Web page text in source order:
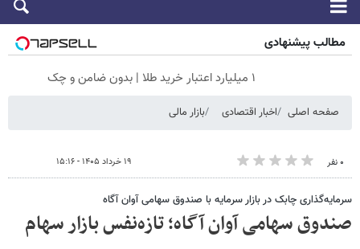
مطالب پیشنهادی
۱ میلیارد اعتبار خرید طلا | بدون ضامن و چک
صفحه اصلی اخبار اقتصادی بازار مالی
۰ نفر ۱۹ خرداد ۱۴۰۵ - ۱۵:۱۶
سرمایه‌گذاری چابک در بازار سرمایه با صندوق سهامی آوان آگاه
صندوق سهامی آوان آگاه؛ تازه‌نفس بازار سهام